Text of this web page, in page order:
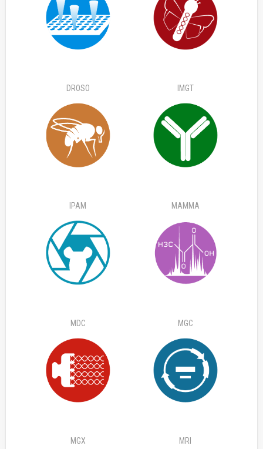
DROSO IMGT
IPAM MAMMA
MDC MGC
MGX MRI